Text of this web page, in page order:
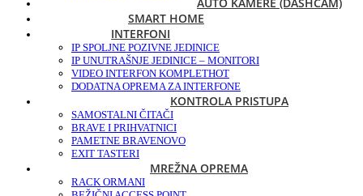
SMART HOME
INTERFONI
IP SPOLJNE POZIVNE JEDINICE
IP UNUTRAŠNJE JEDINICE – MONITORI
VIDEO INTERFON KOMPLETHOT
DODATNA OPREMA ZA INTERFONE
KONTROLA PRISTUPA
SAMOSTALNI ČITAČI
BRAVE I PRIHVATNICI
PAMETNE BRAVENOVO
EXIT TASTERI
MREŽNA OPREMA
RACK ORMANI